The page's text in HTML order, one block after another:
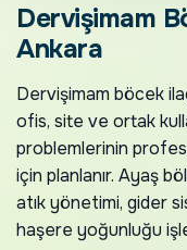
Dervişimam
Ankara
Dervişimam böcek
ofis, site ve ortak
problemlerinin
için planlanır. Ayaş
atık yönetimi, gider
haşere yoğunluğu